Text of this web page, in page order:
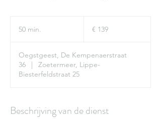
50 min.
i
n
.
€ 139
Oegstgeest, De Kempenaerstraat
36
|
Zoetermeer, Lippe-
Biesterfeldstraat 25
Beschrijving van de dienst